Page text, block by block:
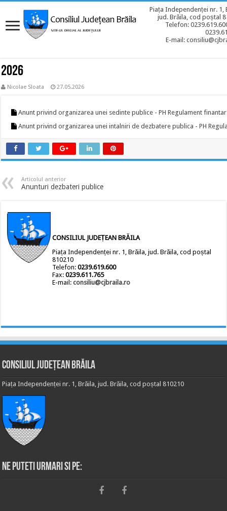
Piața Independenței nr. 1,
jud. Brăila, cod poștal
Telefon:
E-mail:
2026
Nicolae Sloata 27.05.2026
Anunt privind organizarea unei sedinte publice - PH Regulament
Anunt privind organizarea unei intalniri de dezbatere publica - PH
Articolul anterior
Anunturi dezbateri publice
CONSILIUL JUDEȚEAN BRĂILA
Piața Independenței nr. 1, Brăila, jud. Brăila, cod poștal
810210
Telefon:0239.619.600
Fax:0239.611.765
E-mail:consiliu@cjbraila.ro
Consiliul Județean Brăila
Piața Independenței nr. 1, Brăila, jud. Brăila, cod poștal 810210
Ne puteti urmari si pe: